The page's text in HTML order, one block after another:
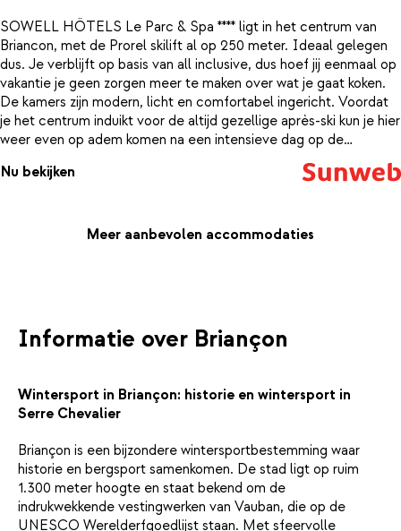
SOWELL HÔTELS Le Parc & Spa **** ligt in het centrum van
Briancon, met de Prorel skilift al op 250 meter. Ideaal gelegen
dus. Je verblijft op basis van all inclusive, dus hoef jij eenmaal op
vakantie je geen zorgen meer te maken over wat je gaat koken.
De kamers zijn modern, licht en comfortabel ingericht. Voordat
je het centrum induikt voor de altijd gezellige après-ski kun je hier
weer even op adem komen na een intensieve dag op de
latten.Ontspannen doe je tijdens een kort baantje in het
zwembad. Tegen een vergoeding kun je ook gebruik maken van
Nu bekijken
Meer aanbevolen accommodaties
Informatie over Briançon
Wintersport in Briançon: historie en wintersport in
Serre Chevalier
Briançon is een bijzondere wintersportbestemming waar
historie en bergsport samenkomen. De stad ligt op ruim
1.300 meter hoogte en staat bekend om de
indrukwekkende vestingwerken van Vauban, die op de
UNESCO Werelderfgoedlijst staan. Met sfeervolle